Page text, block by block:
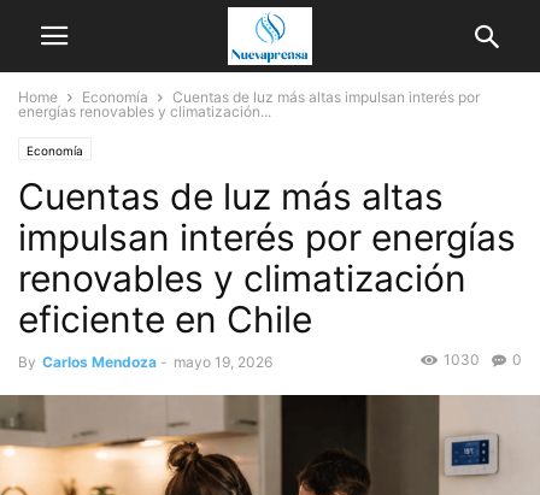
Home Economía
Cuentas de luz más altas impulsan interés por
energías renovables y climatización...
Economía
Cuentas de luz más altas
impulsan interés por energías
renovables y climatización
eficiente en Chile
By Carlos Mendoza - mayo 19, 2026 0
1030